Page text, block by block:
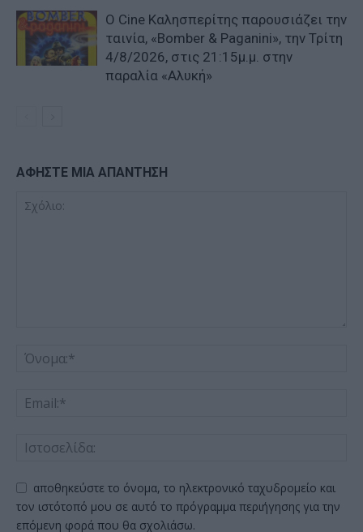
Ο Cine Καλησπερίτης παρουσιάζει την
ταινία, «Bomber & Paganini», την Τρίτη
4/8/2026, στις 21:15μ.μ. στην
παραλία «Αλυκή»
ΑΦΗΣΤΕ ΜΙΑ ΑΠΑΝΤΗΣΗ
αποθηκεύστε το όνομα, το ηλεκτρονικό ταχυδρομείο και
τον ιστότοπό μου σε αυτό το πρόγραμμα περιήγησης για την
επόμενη φορά που θα σχολιάσω.